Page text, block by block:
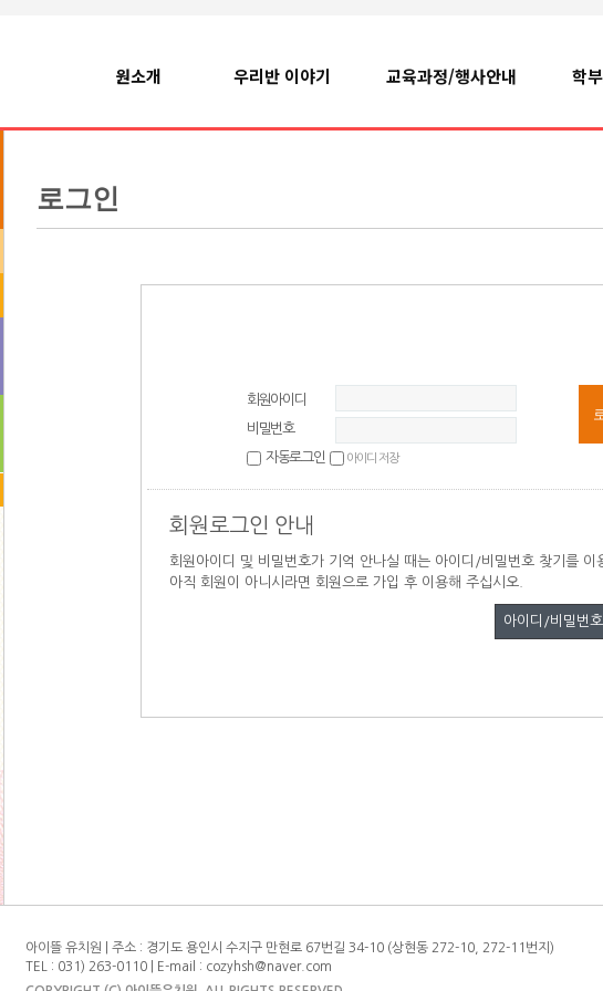
원소개 우리반 이야기 교육과정/행사안내 학
로그인
회원아이디
비밀번호
자동로그인 아이디 저장
회원로그인 안내
회원아이디 및 비밀번호가 기억 안나실 때는 아이디/비밀번호 찾기를 이
아직 회원이 아니시라면 회원으로 가입 후 이용해 주십시오.
아이디/비밀번호
아이뜰 유치원 | 주소 : 경기도 용인시 수지구 만현로 67번길 34-10 (상현동 272-10, 272-11번지)
TEL : 031) 263-0110 | E-mail : cozyhsh@naver.com